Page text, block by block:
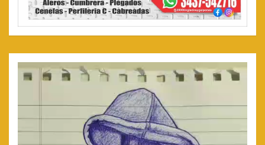
Reproductor
de